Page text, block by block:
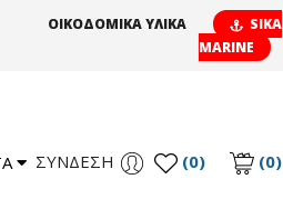
ΟΙΚΟΔΟΜΙΚΑ ΥΛΙΚΑ
SIKA
MARINE
ΣΎΝΔΕΣΗ (0) (0)